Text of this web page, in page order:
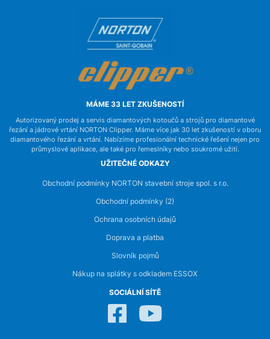
MÁME 33 LET ZKUŠENOSTÍ
Autorizovaný prodej a servis diamantových kotoučů a strojů pro diamantové
řezání a jádrové vrtání NORTON Clipper. Máme více jak 30 let zkušeností v oboru
diamantového řezání a vrtání. Nabízíme profesionální technické řešení nejen pro
průmyslové aplikace, ale také pro řemeslníky nebo soukromé užití.
UŽITEČNÉ ODKAZY
Obchodní podmínky NORTON stavební stroje spol. s r.o.
Obchodní podmínky (2)
Ochrana osobních údajů
Doprava a platba
Slovník pojmů
Nákup na splátky s odkladem ESSOX
SOCIÁLNÍ SÍTĚ